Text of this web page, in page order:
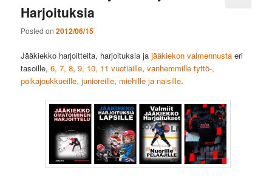
Harjoituksia
Posted on2012/06/15
Jääkiekko harjoitteita, harjoituksia jajääkiekon valmennustaeri
tasoille,6, 7, 8,9, 10, 11 vuotiaille,vanhemmille tyttö-,
poikajoukkueille, junioreille, miehille ja naisille.